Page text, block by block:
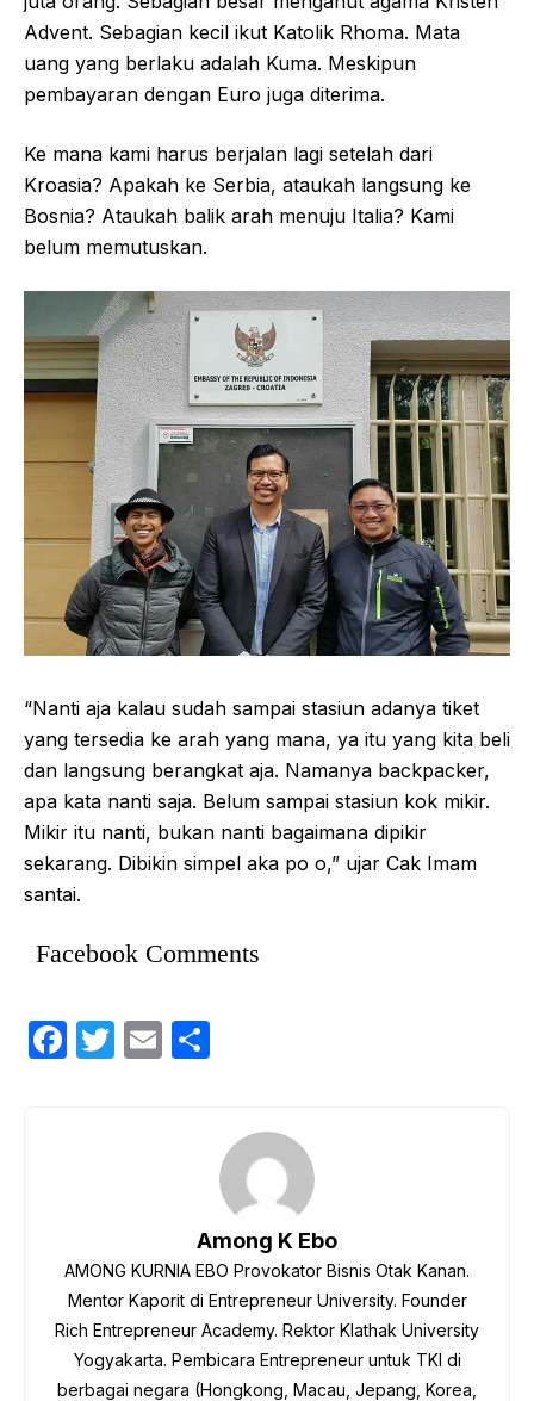
Advent. Sebagian kecil ikut Katolik Rhoma. Mata
uang yang berlaku adalah Kuma. Meskipun
pembayaran dengan Euro juga diterima.
Ke mana kami harus berjalan lagi setelah dari
Kroasia? Apakah ke Serbia, ataukah langsung ke
Bosnia? Ataukah balik arah menuju Italia? Kami
belum memutuskan.
“Nanti aja kalau sudah sampai stasiun adanya tiket
yang tersedia ke arah yang mana, ya itu yang kita beli
dan langsung berangkat aja. Namanya backpacker,
apa kata nanti saja. Belum sampai stasiun kok mikir.
Mikir itu nanti, bukan nanti bagaimana dipikir
sekarang. Dibikin simpel aka po o,” ujar Cak Imam
santai.
Facebook Comments
F
o
k
T
E
e
Among K Ebo
AMONG KURNIA EBO Provokator Bisnis Otak Kanan.
Mentor Kaporit di Entrepreneur University. Founder
Rich Entrepreneur Academy. Rektor Klathak University
Yogyakarta. Pembicara Entrepreneur untuk TKI di
berbagai negara (Hongkong, Macau, Jepang, Korea,